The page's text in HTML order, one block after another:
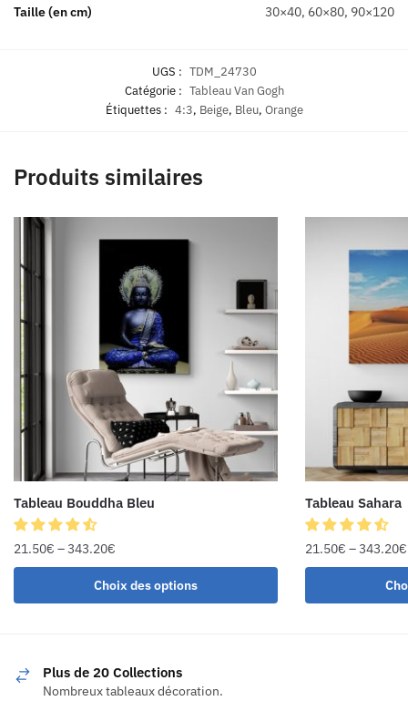
Taille (en cm) 30×40, 60×80, 90×120
UGS : TDM_24730
Catégorie : Tableau Van Gogh
Étiquettes : 4:3, Beige, Bleu, Orange
Produits similaires
Tableau Bouddha Bleu
21.50€ –343.20€
Choix des options
Tableau Sahara
21.50€ –343.20€
Plus de 20 Collections
Nombreux tableaux décoration.